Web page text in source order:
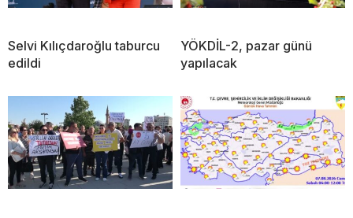
Selvi Kılıçdaroğlu taburcu
edildi
YÖKDİL-2, pazar günü
yapılacak